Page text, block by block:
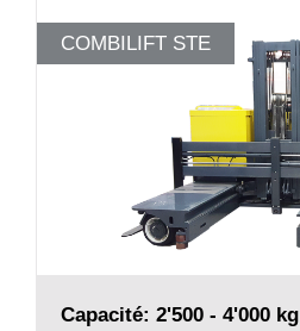
COMBILIFT STE
Capacité: 2'500 - 4'000 kg